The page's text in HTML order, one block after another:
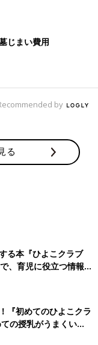
ですが・・・
ク』（2022年1月
開されたもので
じまい費用
by
る
る本『ひよこクラブ
、育児に役立つ情報が
『初めてのひよこクラ
の授乳がうまくい
夏のトラブル 解決テ